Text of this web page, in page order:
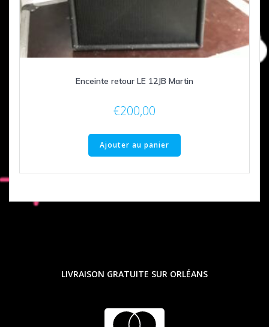
Enceinte retour LE 12JB Martin
€200,00
Ajouter au panier
LIVRAISON GRATUITE SUR ORLÉANS